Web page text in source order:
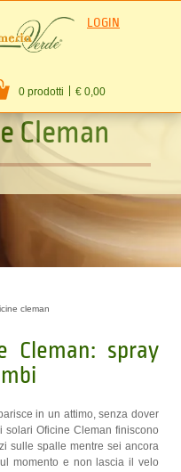
LOGIN
0 prodotti € 0,00
eCleman
cleman
Cleman: spray
in un attimo, senza dover
Oficine Cleman finiscono
sulle spalle mentre sei ancora
momento e non lascia il velo